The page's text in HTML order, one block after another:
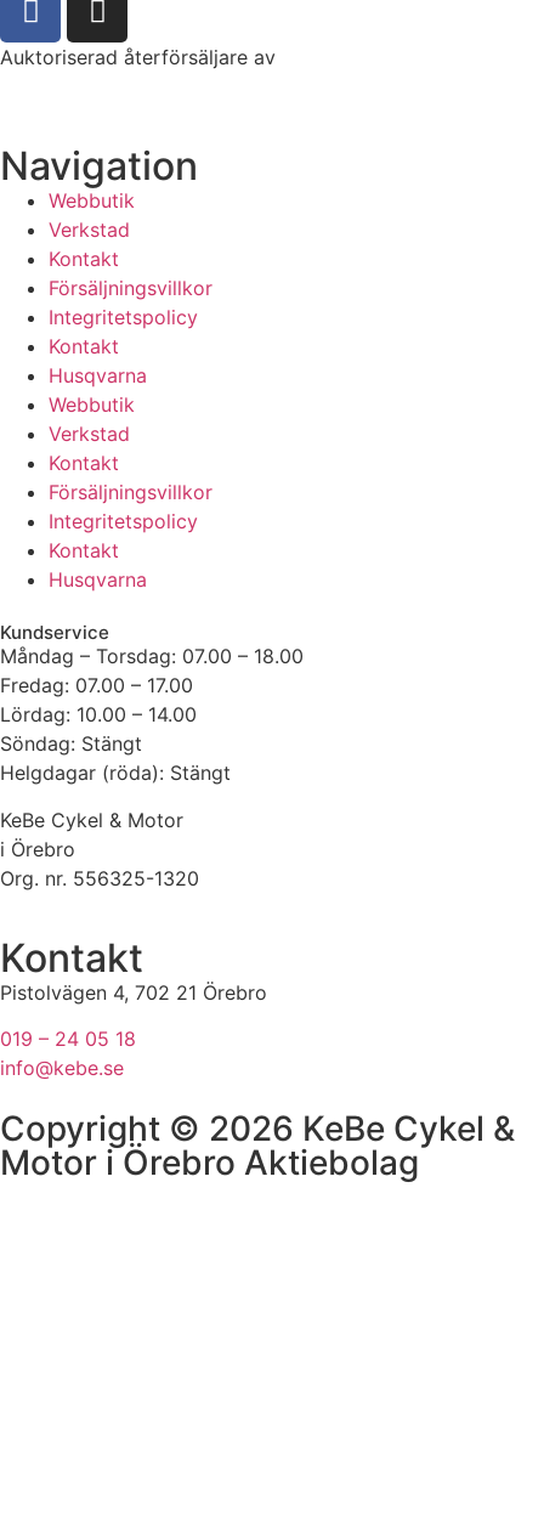
Auktoriserad återförsäljare av
Navigation
Webbutik
Verkstad
Kontakt
Försäljningsvillkor
Integritetspolicy
Kontakt
Husqvarna
Webbutik
Verkstad
Kontakt
Försäljningsvillkor
Integritetspolicy
Kontakt
Husqvarna
Kundservice
Måndag – Torsdag: 07.00 – 18.00
Fredag: 07.00 – 17.00
Lördag: 10.00 – 14.00
Söndag: Stängt
Helgdagar (röda): Stängt
KeBe Cykel & Motor
i Örebro
Org. nr. 556325-1320
Kontakt
Pistolvägen 4, 702 21 Örebro
019 – 24 05 18
info@kebe.se
Copyright © 2026 KeBe Cykel &
Motor i Örebro Aktiebolag